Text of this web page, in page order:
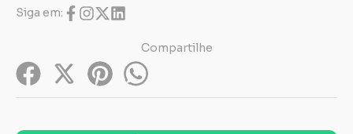
Siga em:
Compartilhe